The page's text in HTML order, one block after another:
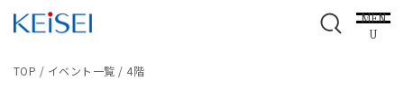
MEN
U
TOP / イベント一覧 / 4階